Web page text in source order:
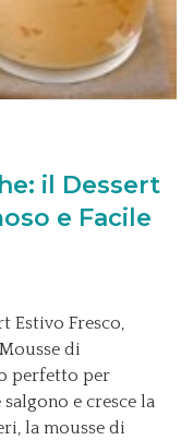
il Dessert
e Facile
Estivo Fresco,
di
perfetto per
e cresce la
la mousse di